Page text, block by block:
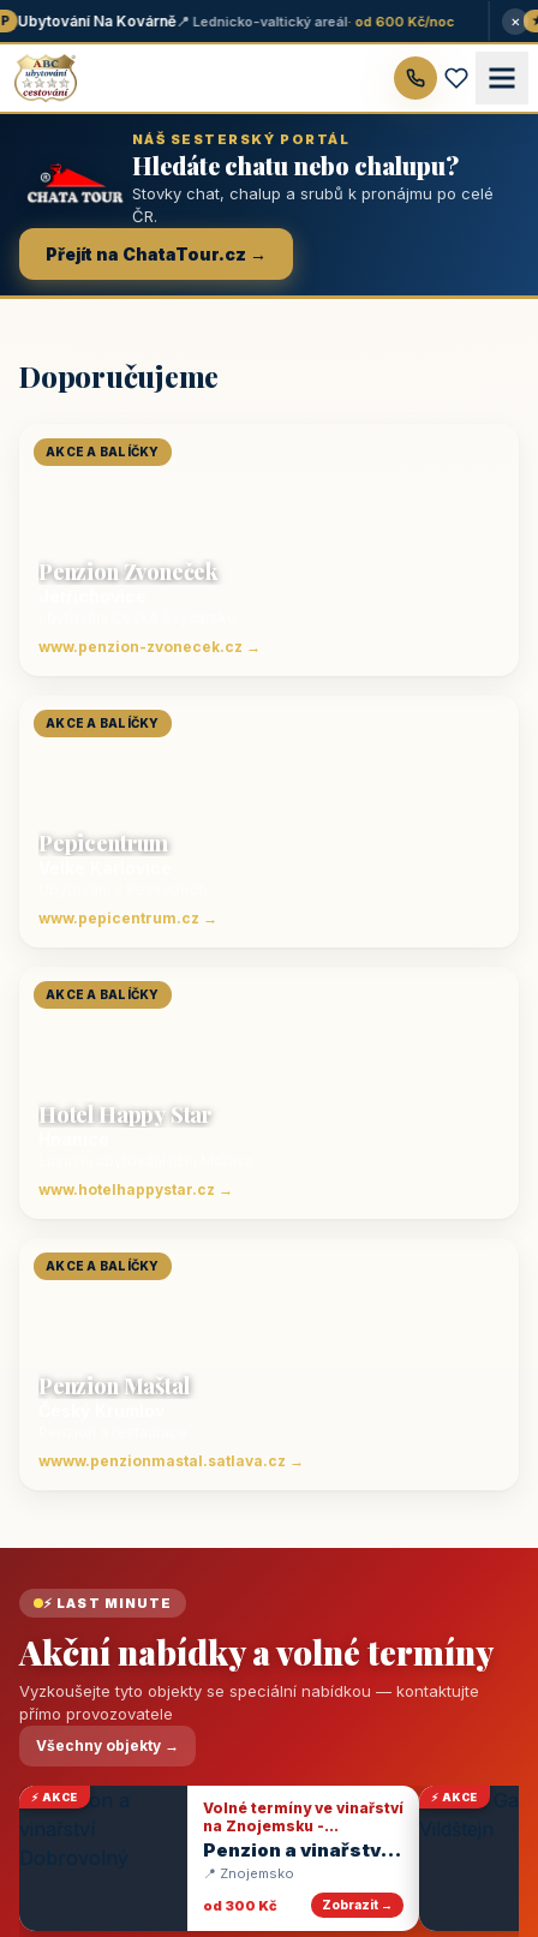
Ubytování Na Kovárně📍 Lednicko-valtický areál· od 600 Kč/noc ★
×
NÁŠ SESTERSKÝ PORTÁL
Hledáte chatu nebo chalupu?
Stovky chat, chalup a srubů k pronájmu po celé
ČR.
Přejít na ChataTour.cz →
Doporučujeme
AKCE A BALÍČKY
Penzion Zvoneček
www.penzion-zvonecek.cz →
AKCE A BALÍČKY
Pepicentrum
www.pepicentrum.cz →
AKCE A BALÍČKY
Hotel Happy Star
www.hotelhappystar.cz →
AKCE A BALÍČKY
Penzion Maštal
wwww.penzionmastal.satlava.cz →
⚡ LAST MINUTE
Akční nabídky a volné termíny
Vyzkoušejte tyto objekty se speciální nabídkou — kontaktujte
přímo provozovatele
Všechny objekty →
⚡ AKCE
Volné termíny ve vinařství
na Znojemsku -
degustace vín
Penzion a vinařství
Dobrovolný
📍 Znojemsko
od 300 Kč
Zobrazit →
⚡ AKCE